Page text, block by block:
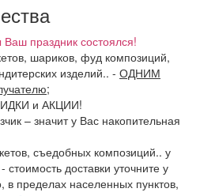
праздник состоялся!
шариков, фуд композиций,
изделий.. - ОДНИМ
;
и АКЦИИ!
– значит у Вас накопительная
съедобных композиций.. у
- стоимость доставки уточните у
в пределах населенных пунктов,